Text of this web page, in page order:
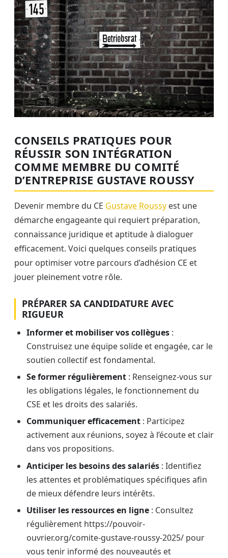
CONSEILS PRATIQUES POUR
RÉUSSIR SON INTÉGRATION
COMME MEMBRE DU COMITÉ
D’ENTREPRISE GUSTAVE ROUSSY
Devenir membre du CE Gustave Roussy est une
démarche engageante qui requiert préparation,
connaissance juridique et aptitude à dialoguer
efficacement. Voici quelques conseils pratiques
pour optimiser votre parcours d’adhésion CE et
jouer pleinement votre rôle.
PRÉPARER SA CANDIDATURE AVEC
RIGUEUR
Informer et mobiliser vos collègues :
Construisez une équipe solide et engagée, car le
soutien collectif est fondamental.
Se former régulièrement : Renseignez-vous sur
les obligations légales, le fonctionnement du
CSE et les droits des salariés.
Communiquer efficacement : Participez
activement aux réunions, soyez à l’écoute et clair
dans vos propositions.
Anticiper les besoins des salariés : Identifiez
les attentes et problématiques spécifiques afin
de mieux défendre leurs intérêts.
Utiliser les ressources en ligne : Consultez
régulièrement https://pouvoir-
ouvrier.org/comite-gustave-roussy-2025/ pour
vous tenir informé des nouveautés et